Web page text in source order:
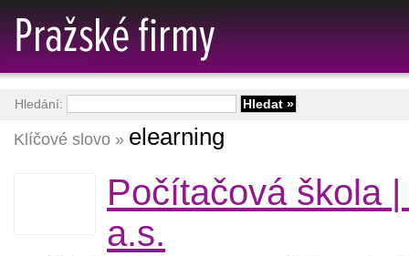
Klíčové slovo » elearning
Počítačová škola
a.s.
Hledání: